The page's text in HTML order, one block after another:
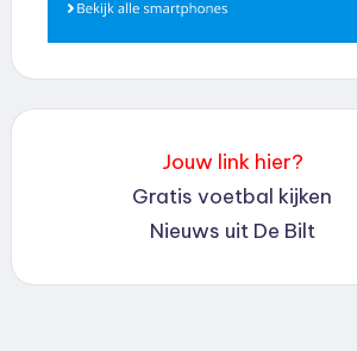
Jouw link hier?
Gratis voetbal kijken
Nieuws uit De Bilt